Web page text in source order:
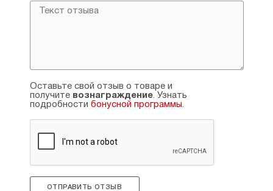
Оставьте свой отзыв о товаре и
получите вознаграждение. Узнать
подробности бонусной программы.
ОТПРАВИТЬ ОТЗЫВ